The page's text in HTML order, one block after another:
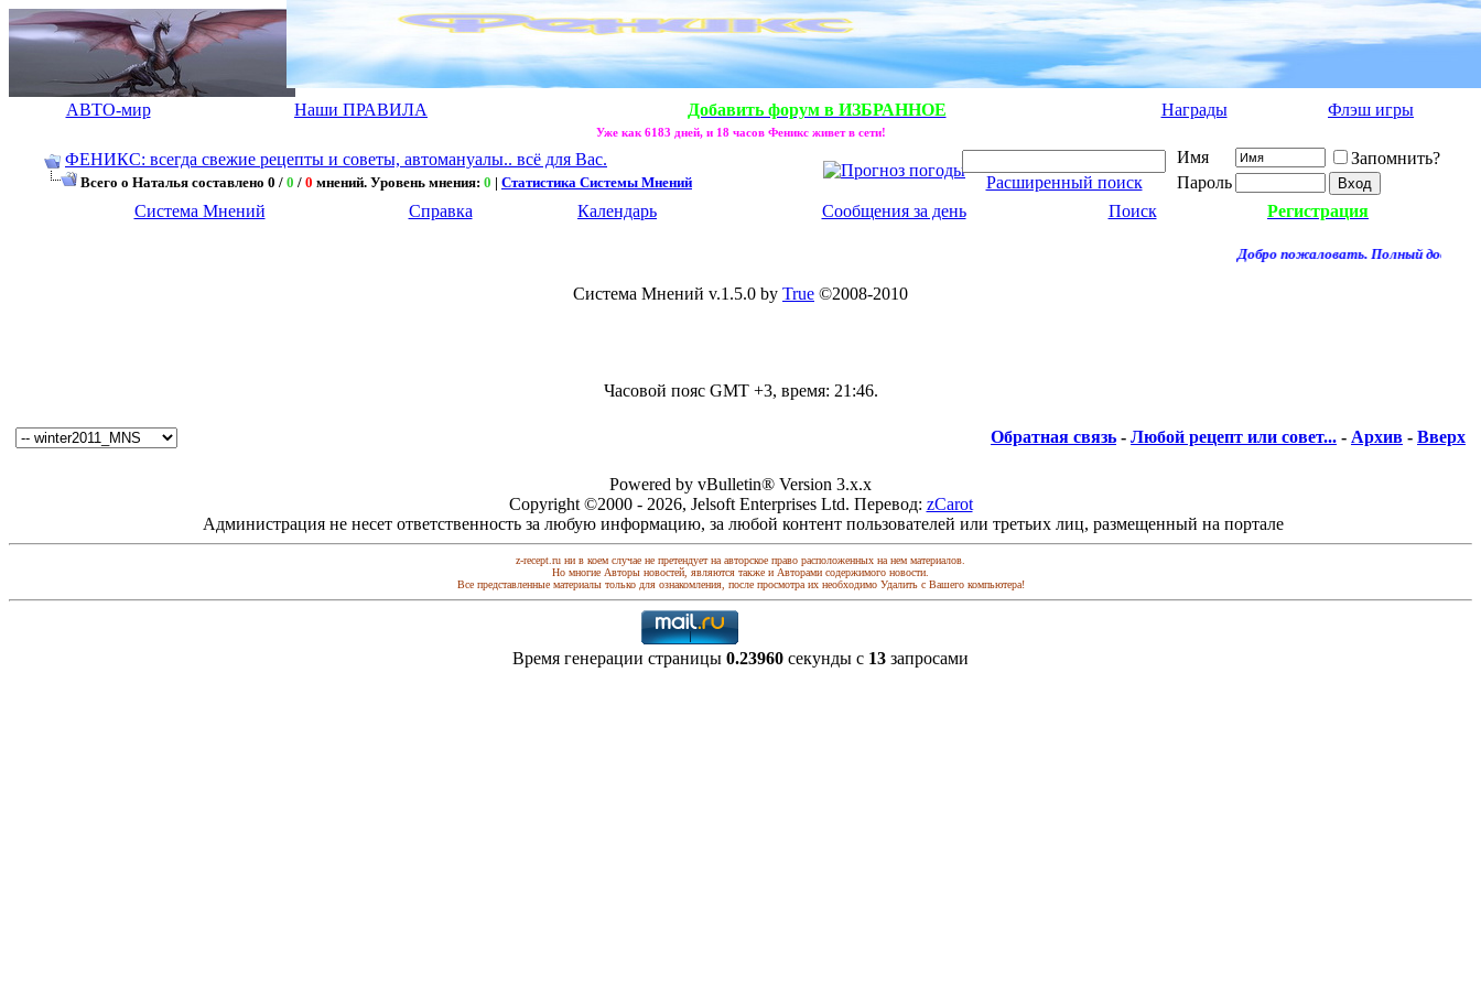
АВТО-мир Наши ПРАВИЛА Добавить форум в ИЗБРАННОЕ Награды Флэш игры
Уже как 6183 дней, и 18 часов Феникс живет в сети!
ФЕНИКС: всегда свежие рецепты и советы, автомануалы.. всё для Вас.
Всего о Наталья составлено 0 / 0 / 0 мнений. Уровень мнения: 0 | Статистика Системы Мнений Расширенный поиск
Имя
Запомнить?
Пароль
Система Мнений
Справка Календарь Сообщения за день Поиск Регистрация
Добро пожаловать. Полный доступ
Система Мнений v.1.5.0 by True ©2008-2010
Часовой пояс GMT +3, время: 21:46.
Обратная связь - Любой рецепт или совет... - Архив - Вверх
Powered by vBulletin® Version 3.x.x
Copyright ©2000 - 2026, Jelsoft Enterprises Ltd. Перевод: zCarot
Администрация не несет ответственность за любую информацию, за любой контент пользователей или третьих лиц, размещенный на портале
z-recept.ru ни в коем случае не претендует на авторское право расположенных на нем материалов.
Но многие Авторы новостей, являются также и Авторами содержимого новости.
Все представленные материалы только для ознакомления, после просмотра их необходимо Удалить с Вашего компьютера!
Время генерации страницы 0.23960 секунды с 13 запросами